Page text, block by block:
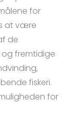
for
at være
de
fremtidige
fiskeri.
for